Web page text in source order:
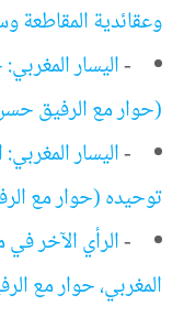
وعقائدية المقاطعة
-اليسار
(حوار مع الرفيق
-اليسار
توحيده (حوار مع
-الرأي الآخر
المغربي، حوار مع